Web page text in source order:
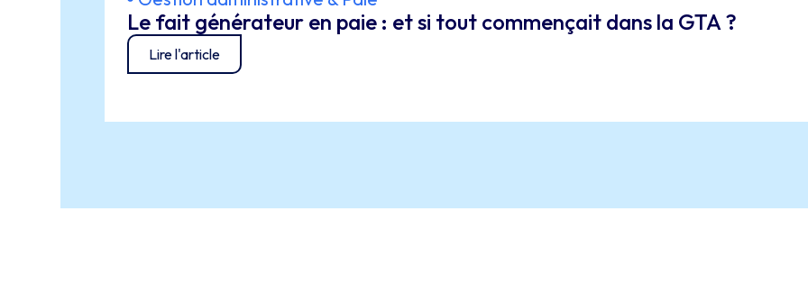
Le fait générateur en paie : et si tout commençait dans la GTA ?
Lire l'article